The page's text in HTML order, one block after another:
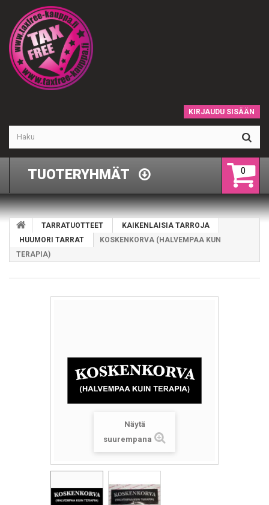
KIRJAUDU SISÄÄN
0
TUOTERYHMÄT
TARRATUOTTEET
KAIKENLAISIA TARROJA
HUUMORI TARRAT
KOSKENKORVA (HALVEMPAA KUN
TERAPIA)
Näytä
suurempana